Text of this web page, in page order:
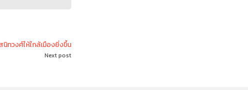
ทวงศ์ให้ใกล้เมืองยิ่งขึ้น
Next post